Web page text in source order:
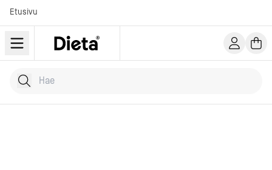
Etusivu
Hae tuotteita
Kirjoita hakusana...